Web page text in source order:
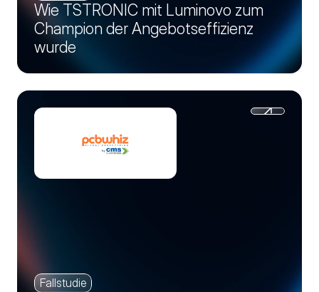
Wie TSTRONIC mit Luminovo zum
Champion der Angebotseffizienz
wurde
Fallstudie